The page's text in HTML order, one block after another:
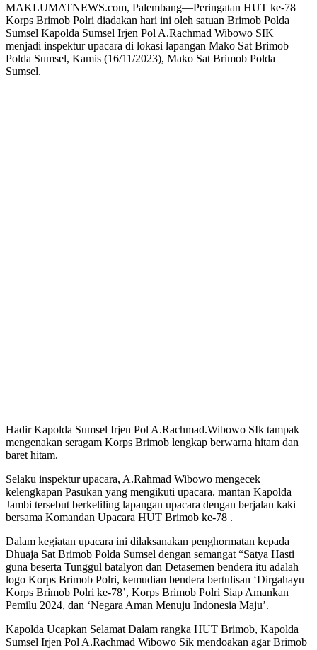
MAKLUMATNEWS.com, Palembang—Peringatan HUT ke-78
Korps Brimob Polri diadakan hari ini oleh satuan Brimob Polda
Sumsel Kapolda Sumsel Irjen Pol A.Rachmad Wibowo SIK
menjadi inspektur upacara di lokasi lapangan Mako Sat Brimob
Polda Sumsel, Kamis (16/11/2023), Mako Sat Brimob Polda
Sumsel.
Hadir Kapolda Sumsel Irjen Pol A.Rachmad.Wibowo SIk tampak
mengenakan seragam Korps Brimob lengkap berwarna hitam dan
baret hitam.
Selaku inspektur upacara, A.Rahmad Wibowo mengecek
kelengkapan Pasukan yang mengikuti upacara. mantan Kapolda
Jambi tersebut berkeliling lapangan upacara dengan berjalan kaki
bersama Komandan Upacara HUT Brimob ke-78 .
Dalam kegiatan upacara ini dilaksanakan penghormatan kepada
Dhuaja Sat Brimob Polda Sumsel dengan semangat “Satya Hasti
guna beserta Tunggul batalyon dan Detasemen bendera itu adalah
logo Korps Brimob Polri, kemudian bendera bertulisan ‘Dirgahayu
Korps Brimob Polri ke-78’, Korps Brimob Polri Siap Amankan
Pemilu 2024, dan ‘Negara Aman Menuju Indonesia Maju’.
Kapolda Ucapkan Selamat Dalam rangka HUT Brimob, Kapolda
Sumsel Irjen Pol A.Rachmad Wibowo Sik mendoakan agar Brimob